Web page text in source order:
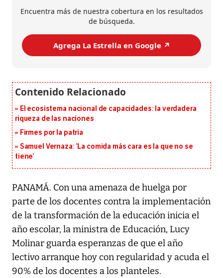
Encuentra más de nuestra cobertura en los resultados
de búsqueda.
Agrega La Estrella en Google ↗️
El ecosistema nacional de capacidades: la verdadera
riqueza de las naciones
Firmes por la patria
Samuel Vernaza: ‘La comida más cara es la que no se
tiene’
PANAMÁ. Con una amenaza de huelga por
parte de los docentes contra la implementación
de la transformación de la educación inicia el
año escolar, la ministra de Educación, Lucy
Molinar guarda esperanzas de que el año
lectivo arranque hoy con regularidad y acuda el
90% de los docentes a los planteles.